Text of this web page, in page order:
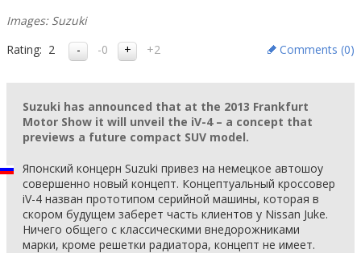
Images: Suzuki
Rating: 2 -0 +2 Comments (0)
Suzuki has announced that at the 2013 Frankfurt
Motor Show it will unveil the iV-4 – a concept that
previews a future compact SUV model.
Японский концерн Suzuki привез на немецкое автошоу
совершенно новый концепт. Концептуальный кроссовер
iV-4 назван прототипом серийной машины, которая в
скором будущем заберет часть клиентов у Nissan Juke.
Ничего общего с классическими внедорожниками
марки, кроме решетки радиатора, концепт не имеет.